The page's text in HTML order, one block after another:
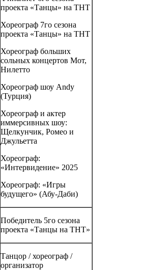
проекта «Танцы» на ТНТ
Хореограф 7го сезона
проекта «Танцы» на ТНТ
Хореограф больших
сольных концертов Мот,
Нилетто
Хореограф шоу Andy
(Турция)
Хореограф и актер
иммерсивных шоу:
Щелкунчик, Ромео и
Джульетта
Хореограф:
«Интервидение» 2025
Хореограф: «Игры
будущего» (Абу-Даби)
Победитель 5го сезона
проекта «Танцы на ТНТ»
Танцор / хореограф /
организатор